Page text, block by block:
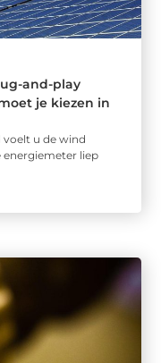
and-play
je kiezen in
voelt u de wind
energiemeter liep